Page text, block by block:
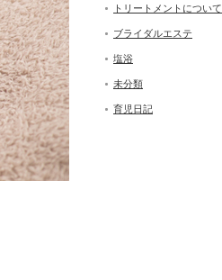
トリートメントについて
ブライダルエステ
塩浴
未分類
育児日記